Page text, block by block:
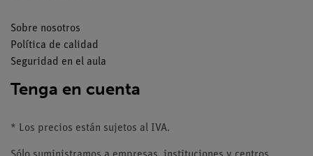
Sobre nosotros
Política de calidad
Seguridad en el aula
Tenga en cuenta
* Los precios están sujetos al IVA.